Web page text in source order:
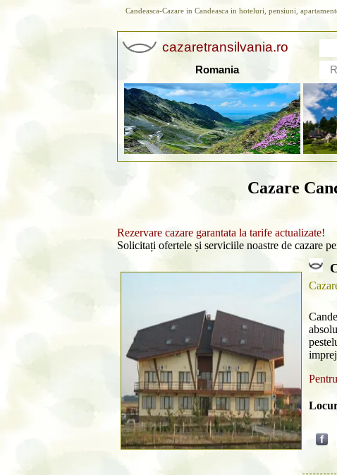
Candeasca-Cazare in Candeasca in hoteluri, pensiuni,
cazaretransilvania.ro
Romania
Cazare
Rezervare cazare garantata la tarife actualizate!
Solicitați ofertele și serviciile noastre de cazare